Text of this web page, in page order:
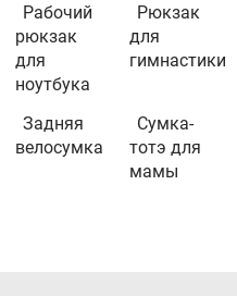
Рабочий
рюкзак
для
ноутбука
Рюкзак
для
гимнастики
Задняя
велосумка
Сумка-
тотэ для
мамы